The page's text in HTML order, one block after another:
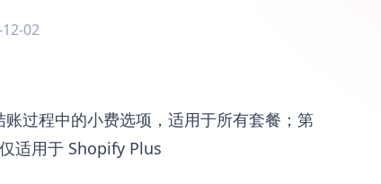
02
体验优化
过程中的小费选项，适用于所有套餐；第
适用于 Shopify Plus